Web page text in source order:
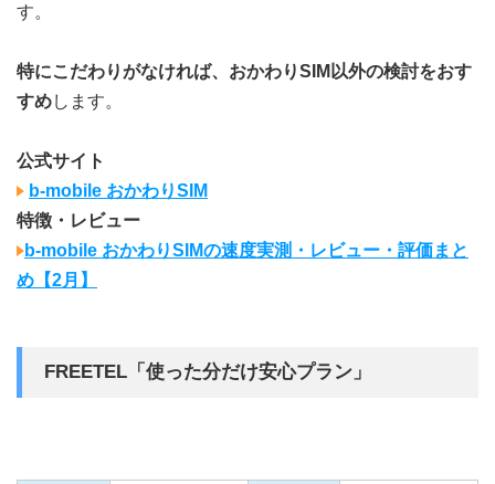
す。
特にこだわりがなければ、おかわりSIM以外の検討をおす
すめします。
公式サイト
b-mobile おかわりSIM
特徴・レビュー
b-mobile おかわりSIMの速度実測・レビュー・評価まと
め【2月】
FREETEL「使った分だけ安心プラン」